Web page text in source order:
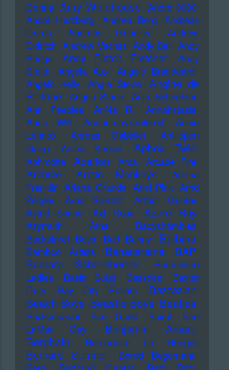
Donna Amy Winehouse Andre 3000
Andre Herzberg
Andrea Berg
Andreas
Dorau
Andreas Gabalier
Andrew
Eldritch Andrew Vachss Andy Bell Andy
Brings
Andy Fletch Fletcher
Andy
Smith
Angela Aux
Angelo Branduardi
Angelo Kelly
Angie Stone
Angine de
Poitrine Angus Stone Anja Schneider
Ann Peebles
AnNa R.
Annahstasia
Anne Will
Annenmaykantereit
Annie
Lennox
Anreas Gabalier
Antilopen
Gang
Anton Karras Aphex Twin
Aphrodite Apsilon Arca Arcade Fire
Archive Arctic Monkeys
Aretha
Franklin Ariana Grande Ariel Pink Arnd
Zeigler
Arno Schmitt
Arthur Gunter
Astrid Sonne
Axl Rose Azure Ray
Azymuth Ätna
Babyshambles
Backstreet Boys
Bad Bunny Balbina
Bamboo Artists Bananarama
BAP
Barbara Schöneberger
Barenaked
Ladies
Basia Bulat Bassdee
Baxter
Dury
Bay City Rollers Bazzazian
Beach Boys Beastie Boys Beatles
Beckenbauer Bee Gees Beirut
Ben
LaMar Gay
Benjamin Amaru
Berghain Bernadette La Hengst
Bernard Sumner
Bernd Begemann